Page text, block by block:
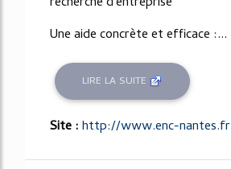
Une aide concrète et efficace :...
LIRE LA SUITE
Site :http://www.enc-nantes.fr